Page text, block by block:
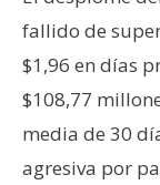
fallido de
$1,96 en días
$108,77
media de 30
agresiva por